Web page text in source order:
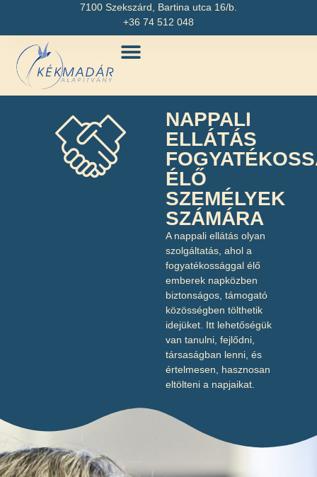
7100 Szekszárd, Bartina utca 16/b.
+36 74 512 048
NAPPALI
ELLÁTÁS
ÉLŐ
SZEMÉLYEK
SZÁMÁRA
A nappali ellátás olyan
szolgáltatás, ahol a
fogyatékossággal élő
emberek napközben
biztonságos, támogató
közösségben tölthetik
idejüket. Itt lehetőségük
van tanulni, fejlődni,
társaságban lenni, és
értelmesen, hasznosan
eltölteni a napjaikat.